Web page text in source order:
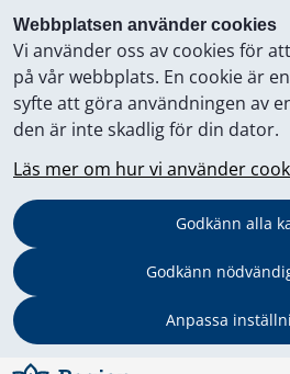
Webbplatsen använder cookies
Vi använder oss av cookies för
på vår webbplats. En cookie är
syfte att göra användningen av
den är inte skadlig för din dator.
Läs mer om hur vi använder
Godkänn alla
Godkänn
Anpassa